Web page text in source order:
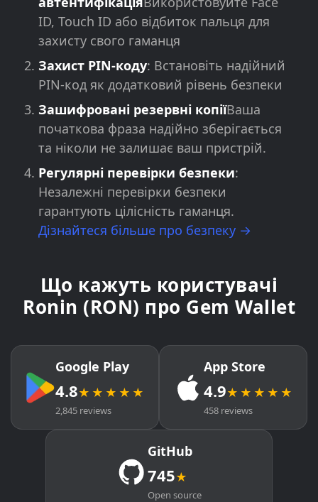
ID, Touch ID або відбиток пальця для
захисту свого гаманця
Захист PIN-коду: Встановіть надійний
PIN-код як додатковий рівень безпеки
Зашифровані резервні копіїВаша
початкова фраза надійно зберігається
та ніколи не залишає ваш пристрій.
Регулярні перевірки безпеки:
Незалежні перевірки безпеки
гарантують цілісність гаманця.
Дізнайтеся більше про безпеку →
Що кажуть користувачі
Ronin (RON) про Gem Wallet
Google Play
4.8★★★★★
2,845 reviews
App Store
4.9★★★★★
458 reviews
GitHub
745★
Open source